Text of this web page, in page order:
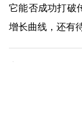
它能否成功打破
增长曲线，还有
上一篇：